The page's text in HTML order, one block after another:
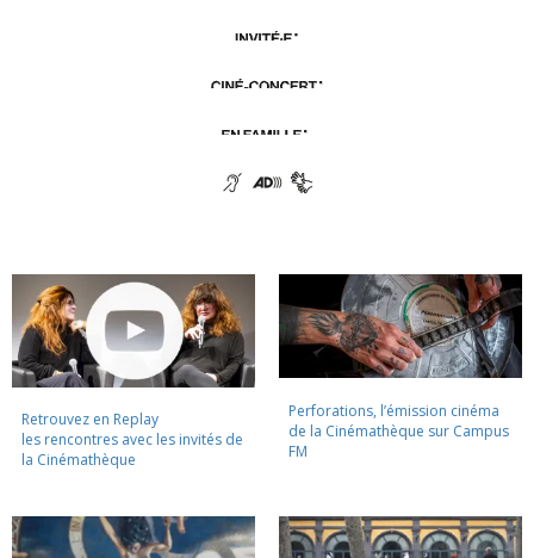
Retrouvez en Replay
les rencontres avec les invités de
la Cinémathèque
Perforations, l’émission cinéma
de la Cinémathèque sur Campus
FM